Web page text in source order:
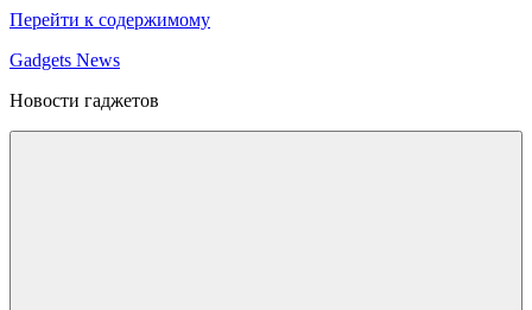
Перейти к содержимому
Gadgets News
Новости гаджетов